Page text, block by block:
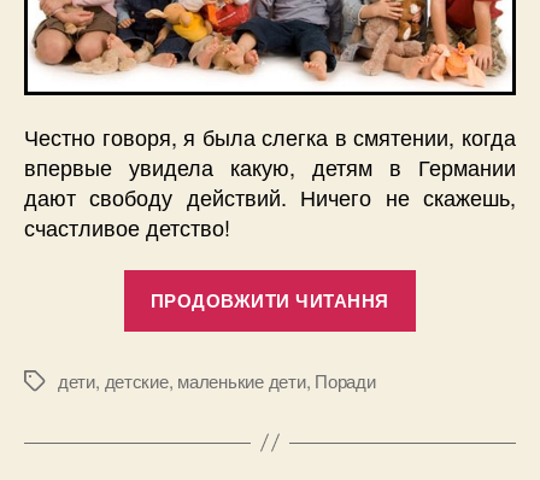
Честно говоря, я была слегка в смятении, когда
впервые увидела какую, детям в Германии
дают свободу действий. Ничего не скажешь,
счастливое детство!
ПРОДОВЖИТИ ЧИТАННЯ
Позначки
дети, детские, маленькие дети, Поради